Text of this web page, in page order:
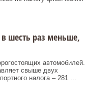
шесть раз меньше,
автомобилей.
свыше двух
налога – 281 ...